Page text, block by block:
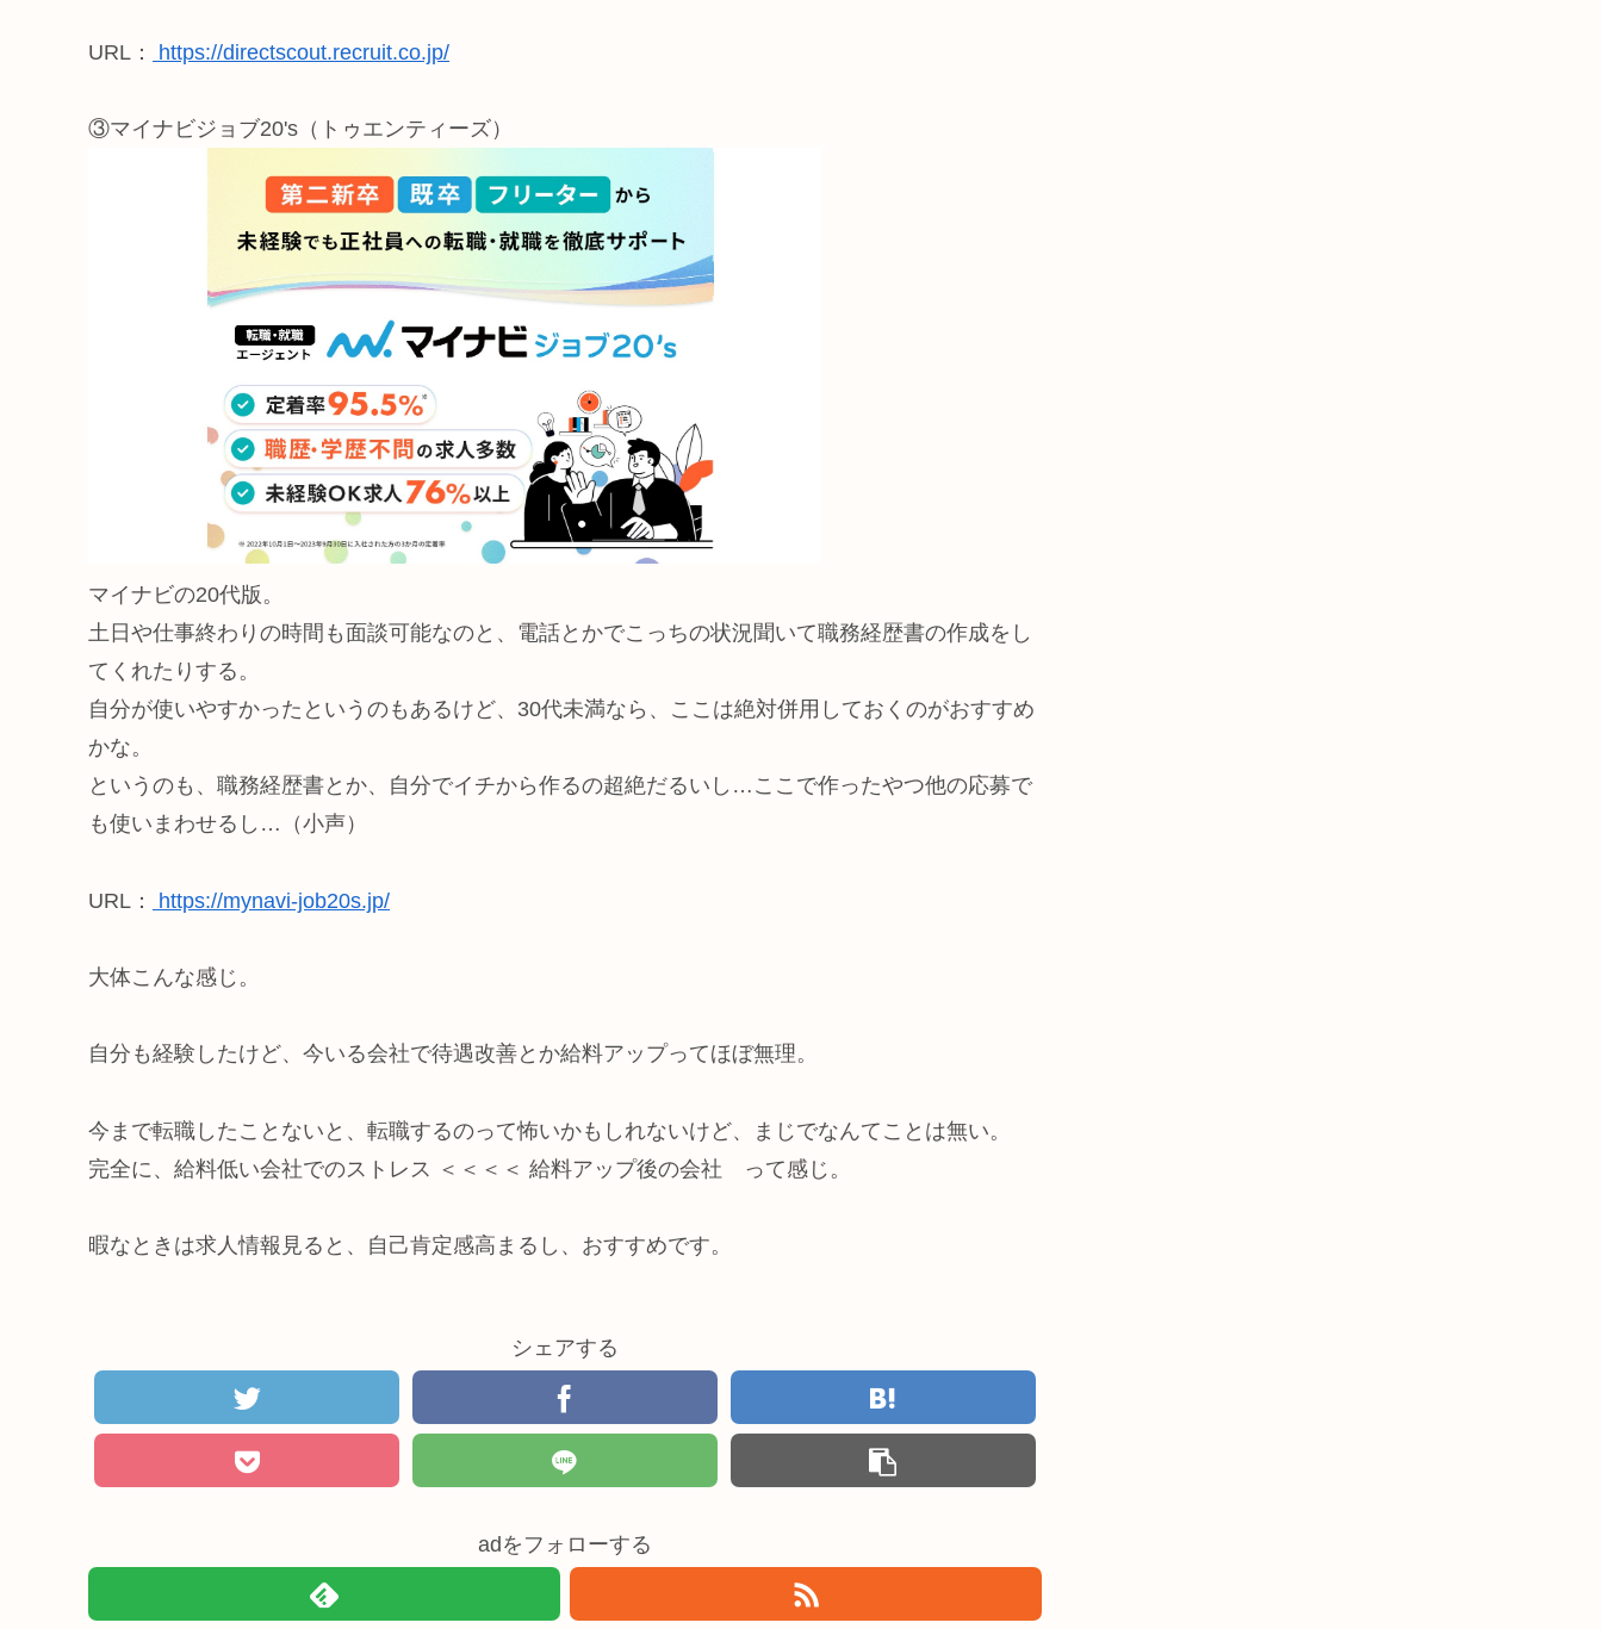
URL： https://directscout.recruit.co.jp/
③マイナビジョブ20's（トゥエンティーズ）
マイナビの20代版。
土日や仕事終わりの時間も面談可能なのと、電話とかでこっちの状況聞いて職務経歴書の作成をし
てくれたりする。
自分が使いやすかったというのもあるけど、30代未満なら、ここは絶対併用しておくのがおすすめ
かな。
というのも、職務経歴書とか、自分でイチから作るの超絶だるいし…ここで作ったやつ他の応募で
も使いまわせるし…（小声）
URL： https://mynavi-job20s.jp/
大体こんな感じ。
自分も経験したけど、今いる会社で待遇改善とか給料アップってほぼ無理。
今まで転職したことないと、転職するのって怖いかもしれないけど、まじでなんてことは無い。
完全に、給料低い会社でのストレス ＜＜＜＜ 給料アップ後の会社 って感じ。
暇なときは求人情報見ると、自己肯定感高まるし、おすすめです。
シェアする
adをフォローする